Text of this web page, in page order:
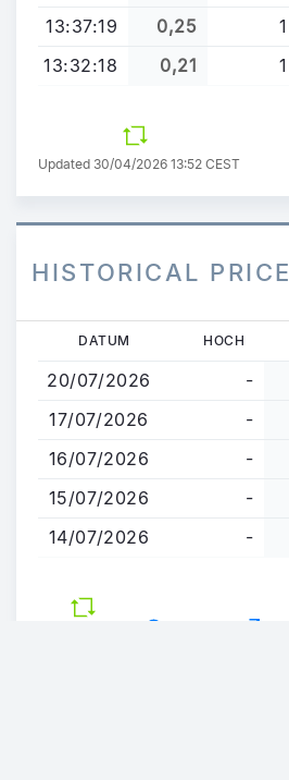
13:37:19
0,25 1
13:32:18
0,21 1
Updated 30/04/2026 13:52 CEST
HISTORICAL PRICE
Direkt
Inhalt
DATUM HOCH
20/07/2026 -
17/07/2026
-
16/07/2026
-
15/07/2026
-
14/07/2026
-